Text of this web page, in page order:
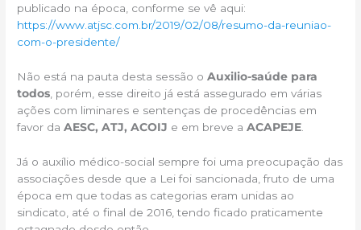
publicado na época, conforme se vê aqui:
https://www.atjsc.com.br/2019/02/08/resumo-da-reuniao-
com-o-presidente/
Não está na pauta desta sessão oAuxilio-saúde para
todos , porém, esse direito já está assegurado em várias
ações com liminares e sentenças de procedências em
favor daAESC, ATJ, ACOIJ e em breve aACAPEJE
Já o auxílio médico-social sempre foi uma preocupação das
associações desde que a Lei foi sancionada, fruto de uma
época em que todas as categorias eram unidas ao
sindicato, até o final de 2016, tendo ficado praticamente